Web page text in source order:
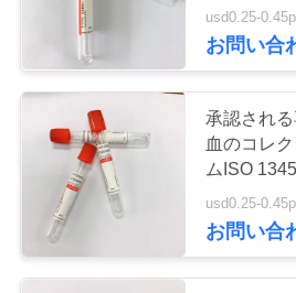
に
つ
工
非真空の血
クションの
usd0.25-
お問い合
承認され
血のコレ
ムISO
usd0.25-
お問い合